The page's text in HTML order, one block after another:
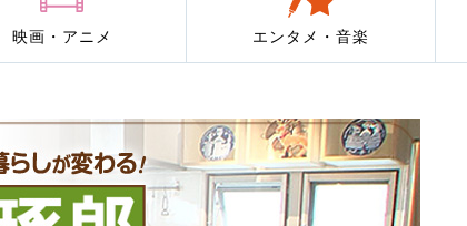
映画・アニメ エンタメ・音楽